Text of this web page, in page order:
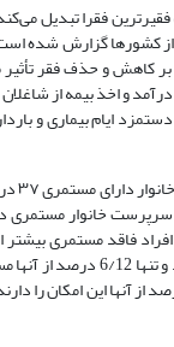
فقرا تبدیل
کاهش و حذف فقر
و اخذ بیمه از
ایام بیماری و
دریافت نمی‌کنند. چنین